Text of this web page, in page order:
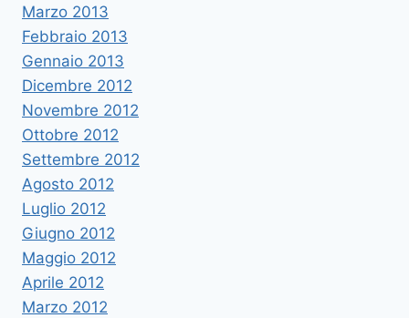
Marzo 2013
Febbraio 2013
Gennaio 2013
Dicembre 2012
Novembre 2012
Ottobre 2012
Settembre 2012
Agosto 2012
Luglio 2012
Giugno 2012
Maggio 2012
Aprile 2012
Marzo 2012